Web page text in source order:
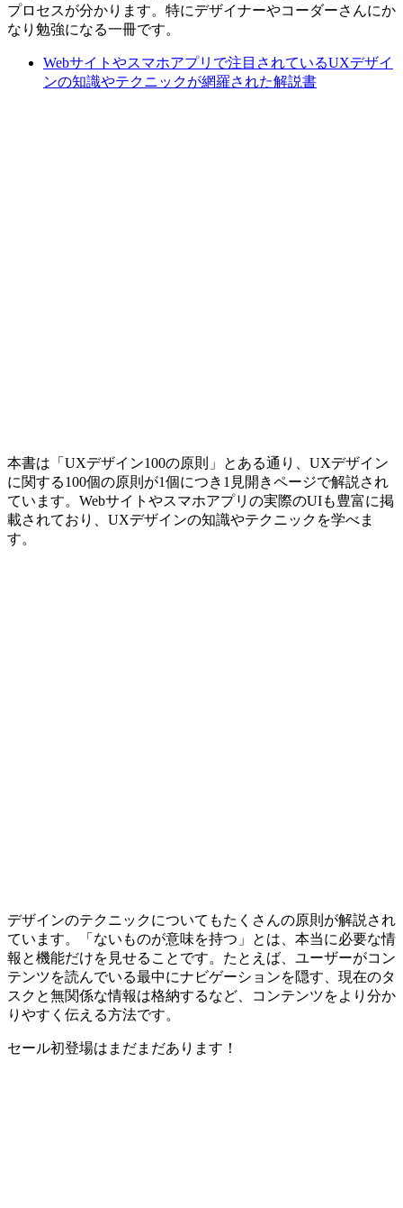
プロセスが分かります。特にデザイナーやコーダーさんにか
なり勉強になる一冊です。
Webサイトやスマホアプリで注目されているUXデザイ
ンの知識やテクニックが網羅された解説書
本書は「UXデザイン100の原則」とある通り、UXデザイン
に関する100個の原則が1個につき1見開きページで解説され
ています。Webサイトやスマホアプリの実際のUIも豊富に掲
載されており、UXデザインの知識やテクニックを学べま
す。
デザインのテクニックについてもたくさんの原則が解説され
ています。「ないものが意味を持つ」とは、本当に必要な情
報と機能だけを見せることです。たとえば、ユーザーがコン
テンツを読んでいる最中にナビゲーションを隠す、現在のタ
スクと無関係な情報は格納するなど、コンテンツをより分か
りやすく伝える方法です。
セール初登場はまだまだあります！